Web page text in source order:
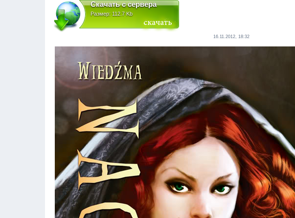
Скачать с сервера
Размер: 112.7 Kb
16.11.2012, 18:32